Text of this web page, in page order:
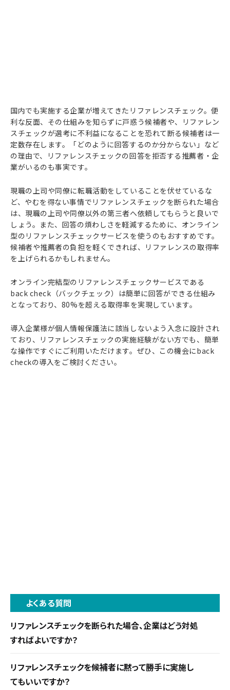
国内でも実施する企業が増えてきたリファレンスチェック。便
利な反面、その仕組みを知らずに戸惑う候補者や、リファレン
スチェックが選考に不利益になることを恐れて断る候補者は一
定数存在します。「どのように回答するのか分からない」など
の理由で、リファレンスチェックの回答を拒否する推薦者・企
業がいるのも事実です。
現職の上司や同僚に転職活動をしていることを伏せているな
ど、やむを得ない事情でリファレンスチェックを断られた場合
は、現職の上司や同僚以外の第三者へ依頼してもらうと良いで
しょう。また、回答の煩わしさを軽減するために、オンライン
型のリファレンスチェックサービスを使うのもおすすめです。
候補者や推薦者の負担を軽くできれば、リファレンスの取得率
を上げられるかもしれません。
オンライン完結型のリファレンスチェックサービスである
back check（バックチェック）は簡単に回答ができる仕組み
となっており、80%を超える取得率を実現しています。
導入企業様が個人情報保護法に該当しないよう入念に設計され
ており、リファレンスチェックの実施経験がない方でも、簡単
な操作ですぐにご利用いただけます。ぜひ、この機会にback
checkの導入をご検討ください。
よくある質問
リファレンスチェックを断られた場合、企業はどう対処
すればよいですか？
拒否の理由を丁寧に確認し、現職へ転職活動がば
れてしまう懸念や手続きの煩雑さなど候補者の不
リファレンスチェックを候補者に黙って勝手に実施し
てもいいですか？